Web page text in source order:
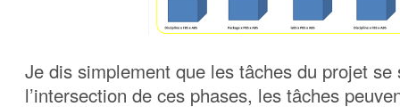
Je dis simplement que les tâches du projet se
l’intersection de ces phases, les tâches